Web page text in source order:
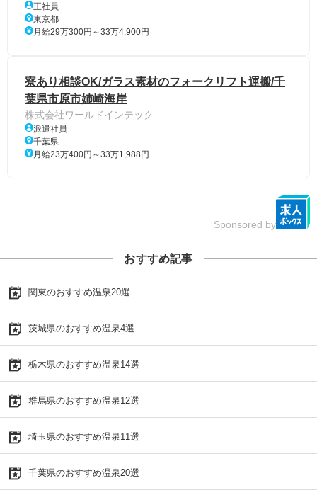
正社員
東京都
月給29万300円～33万4,900円
寮あり相談OK/ガラス素材のフォークリフト運搬/千
葉県市原市姉崎海岸
株式会社ワールドインテック
派遣社員
千葉県
月給23万400円～33万1,988円
Sponsored by
おすすめ記事
関東のおすすめ温泉20選
茨城県のおすすめ温泉4選
栃木県のおすすめ温泉14選
群馬県のおすすめ温泉12選
埼玉県のおすすめ温泉11選
千葉県のおすすめ温泉20選